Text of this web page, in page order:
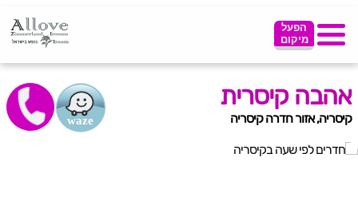
הפעל
מיקום
אהבה קיסרית
קיסריה, אזור חדרה קיסריה